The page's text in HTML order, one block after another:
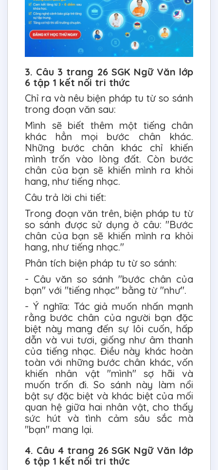
3. Câu 3 trang 26 SGK Ngữ Văn lớp
6 tập 1 kết nối tri thức
Chỉ ra và nêu biện pháp tu từ so sánh
trong đoạn văn sau:
Mình sẽ biết thêm một tiếng chân
khác hẳn mọi bước chân khác.
Những bước chân khác chỉ khiến
mình trốn vào lòng đất. Còn bước
chân của bạn sẽ khiến mình ra khỏi
hang, như tiếng nhạc.
Câu trả lời chi tiết:
Trong đoạn văn trên, biện pháp tu từ
so sánh được sử dụng ở câu: "Bước
chân của bạn sẽ khiến mình ra khỏi
hang, như tiếng nhạc."
Phân tích biện pháp tu từ so sánh:
- Câu văn so sánh "bước chân của
bạn" với "tiếng nhạc" bằng từ "như".
- Ý nghĩa: Tác giả muốn nhấn mạnh
rằng bước chân của người bạn đặc
biệt này mang đến sự lôi cuốn, hấp
dẫn và vui tươi, giống như âm thanh
của tiếng nhạc. Điều này khác hoàn
toàn với những bước chân khác, vốn
khiến nhân vật "mình" sợ hãi và
muốn trốn đi. So sánh này làm nổi
bật sự đặc biệt và khác biệt của mối
quan hệ giữa hai nhân vật, cho thấy
sức hút và tình cảm sâu sắc mà
"bạn" mang lại.
4. Câu 4 trang 26 SGK Ngữ Văn lớp
6 tập 1 kết nối tri thức